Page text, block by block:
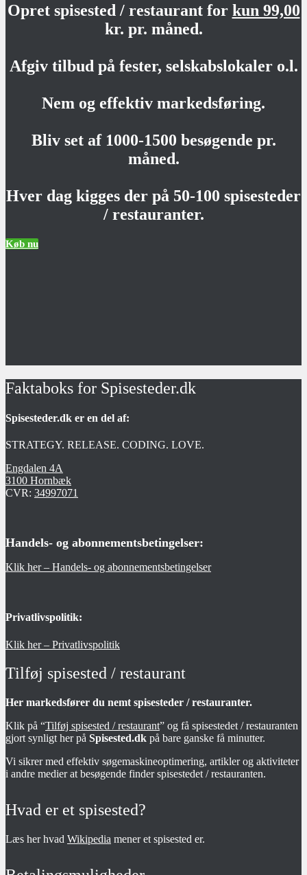
Opret spisested / restaurant for kun 99,00
kr. pr. måned.
Afgiv tilbud på fester, selskabslokaler o.l.
Nem og effektiv markedsføring.
Bliv set af 1000-1500 besøgende pr.
måned.
Hver dag kigges der på 50-100 spisesteder
/ restauranter.
Køb nu
Faktaboks for Spisesteder.dk
Spisesteder.dk er en del af:
STRATEGY. RELEASE. CODING. LOVE.
Engdalen 4A
3100 Hornbæk
CVR: 34997071
Handels- og abonnementsbetingelser:
Klik her – Handels- og abonnementsbetingelser
Privatlivspolitik:
Klik her – Privatlivspolitik
Tilføj spisested / restaurant
Her markedsfører du nemt spisesteder / restauranter.
Klik på “Tilføj spisested / restaurant” og få spisestedet / restauranten
gjort synligt her på Spisested.dk på bare ganske få minutter.
Vi sikrer med effektiv søgemaskineoptimering, artikler og aktiviteter
i andre medier at besøgende finder spisestedet / restauranten.
Hvad er et spisested?
Læs her hvad Wikipedia mener et spisested er.